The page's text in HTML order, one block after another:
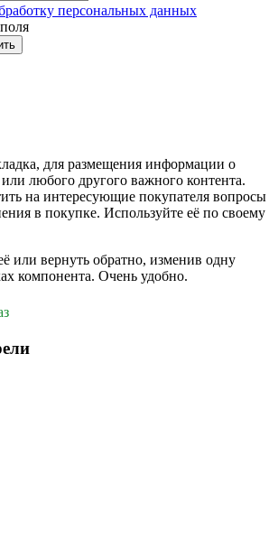
персональных данных
для размещения информации о
или любого другого важного контента.
на интересующие покупателя вопросы
в покупке. Используйте её по своему
или вернуть обратно, изменив одну
компонента. Очень удобно.